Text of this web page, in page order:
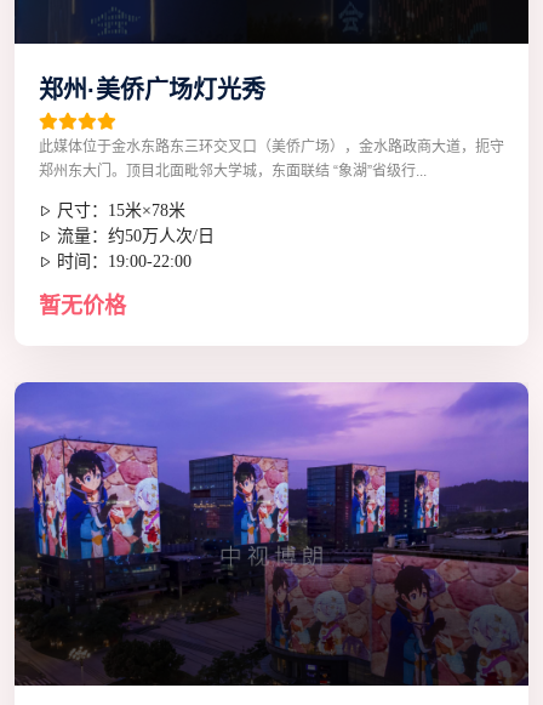
郑州·美侨广场灯光秀
此媒体位于金水东路东三环交叉口（美侨广场），金水路政商大道，扼守
郑州东大门。顶目北面毗邻大学城，东面联结 “象湖”省级行...
尺寸：15米×78米
流量：约50万人次/日
时间：19:00-22:00
暂无价格